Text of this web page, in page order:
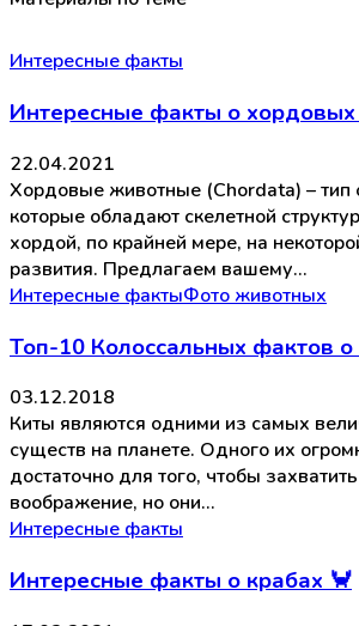
Интересные факты
Интересные факты о
22.04.2021
Хордовые животные (Chordata) – тип
которые обладают скелетной
хордой, по крайней мере, на
развития. Предлагаем вашему…
Интересные фактыФото животных
Топ-10 Колоссальных фактов о
03.12.2018
Киты являются одними из самых
существ на планете. Одного их
достаточно для того, чтобы
воображение, но они…
Интересные факты
Интересные факты о крабах 🦀